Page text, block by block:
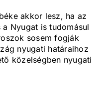
akkor lesz, ha az
Nyugat is tudomásul
sosem fogják
nyugati határaihoz
közelségben nyugati